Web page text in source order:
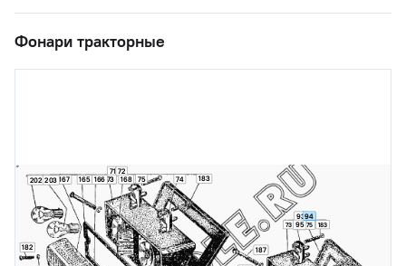
Фонари тракторные
71 72
73
73
74
75
75
9394
95
165 166
167 168
182
183
183
187
202 203